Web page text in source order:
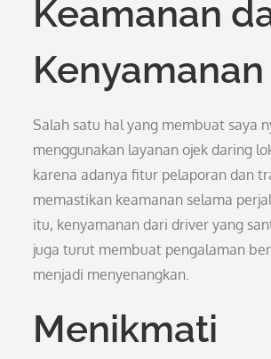
Keamanan
Kenyamanan
Salah satu hal yang membuat saya
menggunakan layanan ojek daring
karena adanya fitur pelaporan dan
memastikan keamanan selama
itu, kenyamanan dari driver yang
juga turut membuat pengalaman
menjadi menyenangkan.
Menikmati